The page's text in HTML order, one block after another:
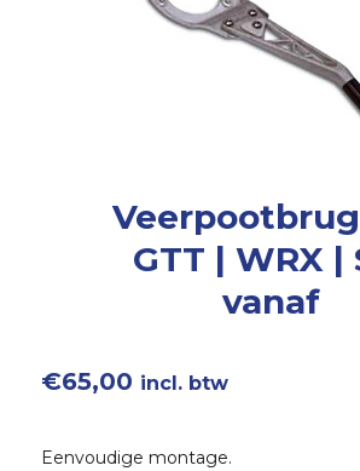
GTT | WRX |
vanaf
€65,00 incl. btw
Eenvoudige montage.